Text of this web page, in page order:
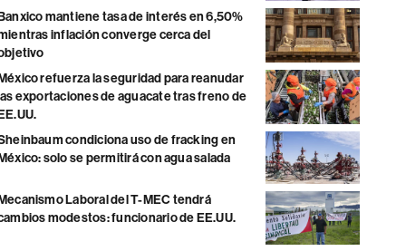
mantiene tasa de interés en 6,50%
inflación converge cerca del
refuerza la seguridad para reanudar
exportaciones de aguacate tras freno de
condiciona uso de fracking en
solo se permitirá con agua salada
Laboral del T-MEC tendrá
modestos: funcionario de EE.UU.